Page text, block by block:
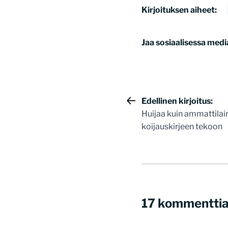
Kirjoituksen aiheet:
Jaa sosiaalisessa
Artikkelien
selaus
Edellinen kirjoitus:
Huijaa kuin
koijauskirjeen tekoon
17 kommenttia